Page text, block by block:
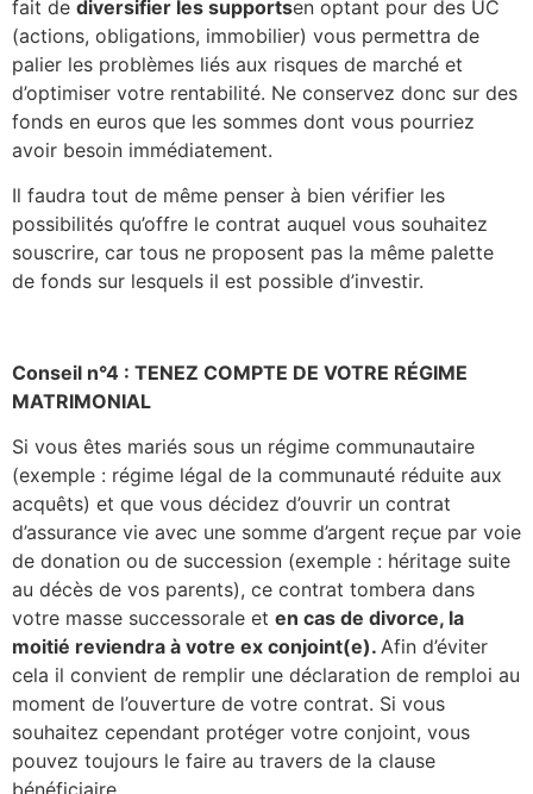
fait de diversifier les supportsen optant pour des UC
(actions, obligations, immobilier) vous permettra de
palier les problèmes liés aux risques de marché et
d’optimiser votre rentabilité. Ne conservez donc sur des
fonds en euros que les sommes dont vous pourriez
avoir besoin immédiatement.
Il faudra tout de même penser à bien vérifier les
possibilités qu’offre le contrat auquel vous souhaitez
souscrire, car tous ne proposent pas la même palette
de fonds sur lesquels il est possible d’investir.
Conseil n°4 : TENEZ COMPTE DE VOTRE RÉGIME
MATRIMONIAL
Si vous êtes mariés sous un régime communautaire
(exemple : régime légal de la communauté réduite aux
acquêts) et que vous décidez d’ouvrir un contrat
d’assurance vie avec une somme d’argent reçue par voie
de donation ou de succession (exemple : héritage suite
au décès de vos parents), ce contrat tombera dans
votre masse successorale et en cas de divorce, la
moitié reviendra à votre ex conjoint(e). Afin d’éviter
cela il convient de remplir une déclaration de remploi au
moment de l’ouverture de votre contrat. Si vous
souhaitez cependant protéger votre conjoint, vous
pouvez toujours le faire au travers de la clause